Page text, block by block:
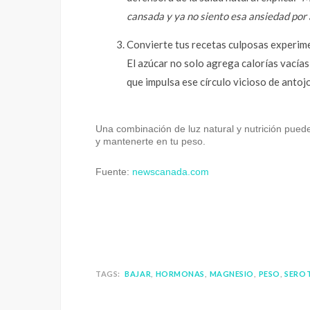
cansada y ya no siento esa ansiedad
Convierte tus recetas culposas
El azúcar no solo agrega calorías
que impulsa ese círculo vicioso de
Una combinación de luz natural y nutrición
y mantenerte en tu peso.
Fuente: newscanada.com
TAGS: BAJAR HORMONAS MAGNESIO PESO